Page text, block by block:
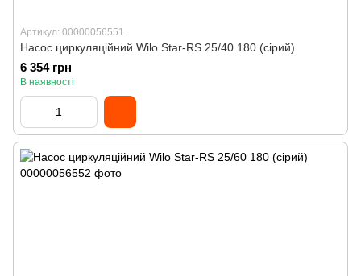
Артикул: 00000056551
Насос циркуляційний Wilo Star-RS 25/40 180 (сірий)
6 354 грн
В наявності